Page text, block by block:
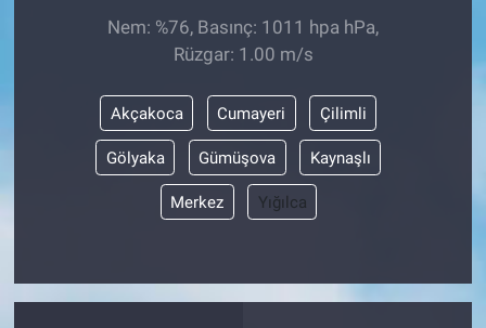
Nem: %76, Basınç: 1011 hpa hPa,
Rüzgar: 1.00 m/s
Akçakoca Cumayeri Çilimli
Gölyaka Gümüşova Kaynaşlı
Merkez Yığılca